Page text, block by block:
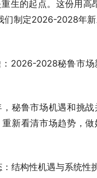
生的起点。这份用高
们制定2026-2028年
2026-2028秘鲁市场
秘鲁市场机遇和挑
新看清市场趋势，
：结构性机遇与系统性